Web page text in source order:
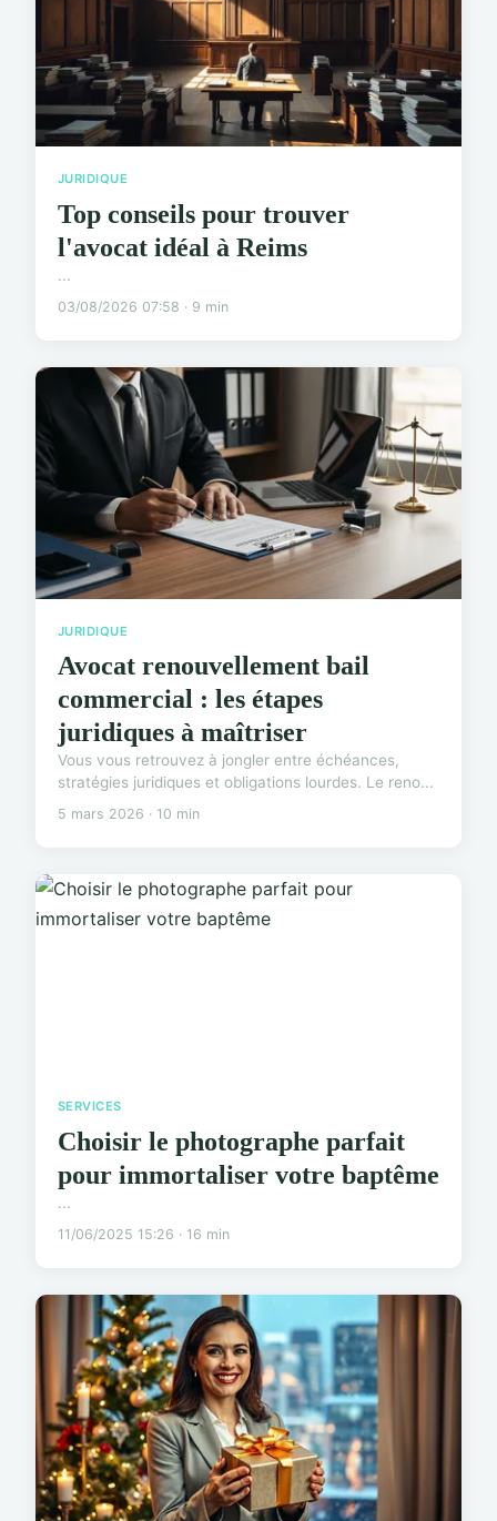
JURIDIQUE
Top conseils pour trouver
l'avocat idéal à Reims
...
03/08/2026 07:58 · 9 min
JURIDIQUE
Avocat renouvellement bail
commercial : les étapes
juridiques à maîtriser
Vous vous retrouvez à jongler entre échéances,
stratégies juridiques et obligations lourdes. Le reno...
5 mars 2026 · 10 min
SERVICES
Choisir le photographe parfait
pour immortaliser votre baptême
...
11/06/2025 15:26 · 16 min